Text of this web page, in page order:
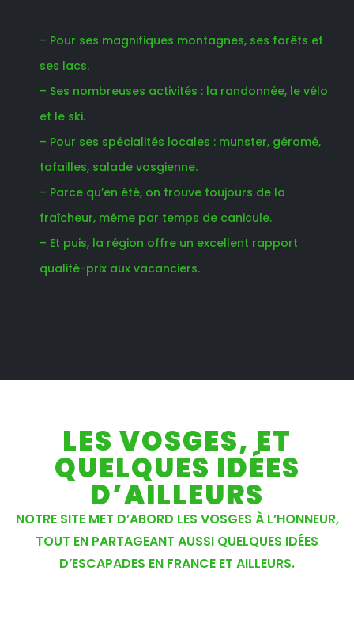
– Pour ses magnifiques montagnes, ses forêts et
ses lacs.
– Ses nombreuses activités : la randonnée, le vélo
et le ski.
– Pour ses spécialités locales : munster, géromé,
tofailles, salade vosgienne.
– Parce qu’en été, on trouve toujours de la
fraîcheur, même par temps de canicule.
– Et puis, la région offre un excellent rapport
qualité-prix aux vacanciers.
LES VOSGES, ET
QUELQUES IDÉES
D’AILLEURS
NOTRE SITE MET D’ABORD LES VOSGES À L’HONNEUR,
TOUT EN PARTAGEANT AUSSI QUELQUES IDÉES
D’ESCAPADES EN FRANCE ET AILLEURS.